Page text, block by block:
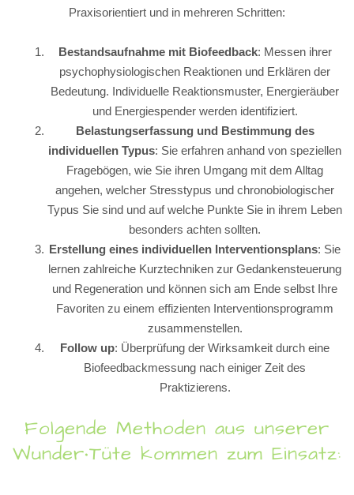
Praxisorientiert und in mehreren Schritten:
Bestandsaufnahme mit Biofeedback: Messen ihrer
psychophysiologischen Reaktionen und Erklären der
Bedeutung. Individuelle Reaktionsmuster, Energieräuber
und Energiespender werden identifiziert.
Belastungserfassung und Bestimmung des
individuellen Typus: Sie erfahren anhand von speziellen
Fragebögen, wie Sie ihren Umgang mit dem Alltag
angehen, welcher Stresstypus und chronobiologischer
Typus Sie sind und auf welche Punkte Sie in ihrem Leben
besonders achten sollten.
Erstellung eines individuellen Interventionsplans: Sie
lernen zahlreiche Kurztechniken zur Gedankensteuerung
und Regeneration und können sich am Ende selbst Ihre
Favoriten zu einem effizienten Interventionsprogramm
zusammenstellen.
Follow up: Überprüfung der Wirksamkeit durch eine
Biofeedbackmessung nach einiger Zeit des
Praktizierens.
Folgende Methoden aus unserer
Wunder•Tüte kommen zum Einsatz: